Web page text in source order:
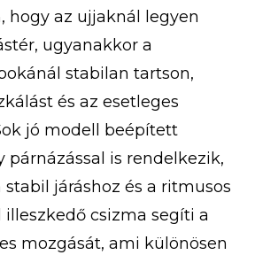
hogy az ujjaknál legyen
ugyanakkor a
stabilan tartson,
és az esetleges
jó modell beépített
is rendelkezik,
járáshoz és a ritmusos
illeszkedő csizma segíti a
mozgását, ami különösen